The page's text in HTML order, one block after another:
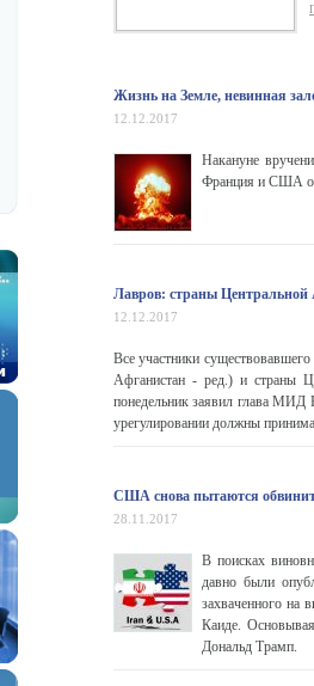
Жизнь на Земле, невинная
12.12.2017
Накануне
Франция и США
Лавров: страны
12.12.2017
Все участники
Афганистан - ред.) и страны
понедельник заявил глава
урегулировании должны
США снова пытаются
28.11.2017
В поисках
давно были
захваченного на
Каиде.
Дональд Трамп.